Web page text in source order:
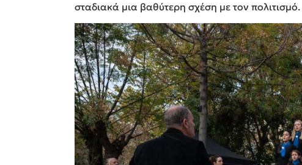
σταδιακά μια βαθύτερη σχέση με τον πολιτισμό.